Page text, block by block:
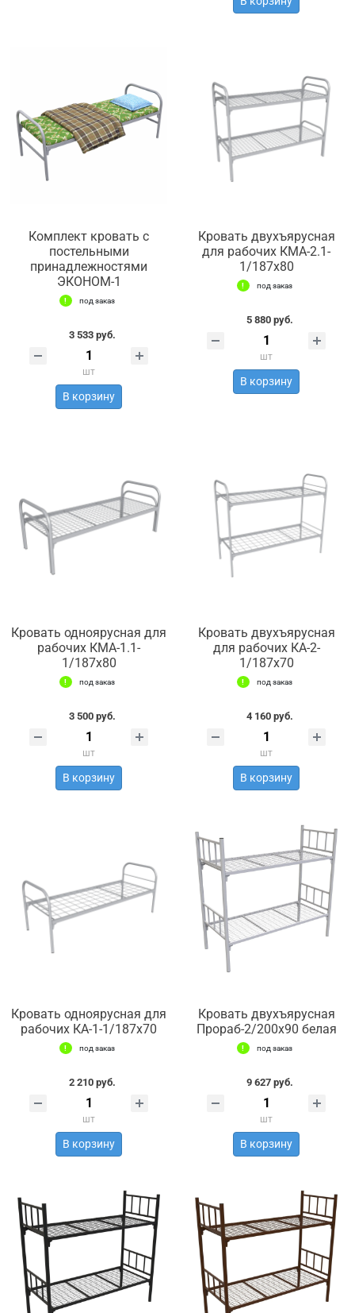
Комплект кровать с
постельными
принадлежностями
ЭКОНОМ-1
под заказ
3 533 руб.
шт
В корзину
Кровать двухъярусная
для рабочих КМА-2.1-
1/187х80
под заказ
5 880 руб.
шт
В корзину
Кровать одноярусная для
рабочих КМА-1.1-
1/187х80
под заказ
3 500 руб.
шт
В корзину
Кровать двухъярусная
для рабочих КА-2-
1/187х70
под заказ
4 160 руб.
шт
В корзину
Кровать одноярусная для
рабочих КА-1-1/187х70
под заказ
2 210 руб.
шт
В корзину
Кровать двухъярусная
Прораб-2/200х90 белая
под заказ
9 627 руб.
шт
В корзину